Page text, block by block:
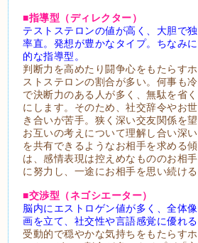
■指導型（ディレクター）
テストステロンの値が高く、大胆で
率直。発想が豊かなタイプ。ちなみ
的な指導型。
判断力を高めたり闘争心をもたらす
ストステロンの割合が多い。何事も
で決断力のある人が多く、無駄を省
にします。そのため、社交辞令やお
き合いが苦手。狭く深い交友関係を
お互いの考えについて理解し合い深
を共有できるようなお相手を求める
は、感情表現は控えめなもののお相
に努力し、一途にお相手を思い続け
■交渉型（ネゴシエーター）
脳内にエストロゲン値が多く、全体
画を立て、社交性や言語感覚に優れる
受動的で穏やかな気持ちをもたらす